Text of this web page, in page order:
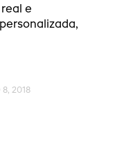
e
8, 2018